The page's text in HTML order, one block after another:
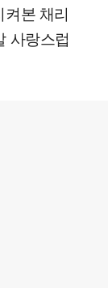
본 채리
사랑스럽